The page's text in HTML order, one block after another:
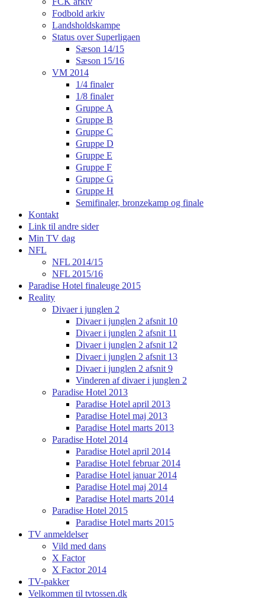
Fodbold arkiv
Landsholdskampe
Status over Superligaen
Sæson 14/15
Sæson 15/16
VM 2014
1/4 finaler
1/8 finaler
Gruppe A
Gruppe B
Gruppe C
Gruppe D
Gruppe E
Gruppe F
Gruppe G
Gruppe H
Semifinaler, bronzekamp og finale
Kontakt
Link til andre sider
Min TV dag
NFL
NFL 2014/15
NFL 2015/16
Paradise Hotel finaleuge 2015
Reality
Divaer i junglen 2
Divaer i junglen 2 afsnit 10
Divaer i junglen 2 afsnit 11
Divaer i junglen 2 afsnit 12
Divaer i junglen 2 afsnit 13
Divaer i junglen 2 afsnit 9
Vinderen af divaer i junglen 2
Paradise Hotel 2013
Paradise Hotel april 2013
Paradise Hotel maj 2013
Paradise Hotel marts 2013
Paradise Hotel 2014
Paradise Hotel april 2014
Paradise Hotel februar 2014
Paradise Hotel januar 2014
Paradise Hotel maj 2014
Paradise Hotel marts 2014
Paradise Hotel 2015
Paradise Hotel marts 2015
TV anmeldelser
Vild med dans
X Factor
X Factor 2014
TV-pakker
Velkommen til tvtossen.dk